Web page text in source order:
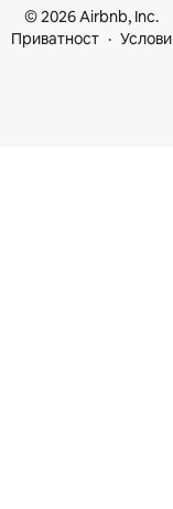
© 2026 Airbnb, Inc.
Приватност
Услови